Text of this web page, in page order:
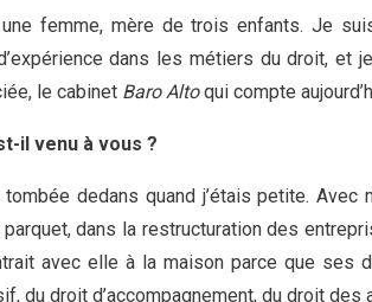
femme, mère de trois enfants. Je
dans les métiers du droit, et
le cabinet Baro Altoqui compte
il venu à vous ?
dedans quand j’étais petite. Avec
dans la restructuration des
avec elle à la maison parce que ses
du droit d’accompagnement, du droit des